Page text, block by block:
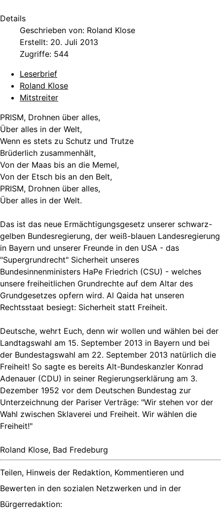
Details
Geschrieben von: Roland Klose
Erstellt: 20. Juli 2013
Zugriffe: 544
Leserbrief
Roland Klose
Mitstreiter
PRISM, Drohnen über alles,
Über alles in der Welt,
Wenn es stets zu Schutz und Trutze
Brüderlich zusammenhält,
Von der Maas bis an die Memel,
Von der Etsch bis an den Belt,
PRISM, Drohnen über alles,
Über alles in der Welt.
Das ist das neue Ermächtigungsgesetz unserer schwarz-
gelben Bundesregierung, der weiß-blauen Landesregierung
in Bayern und unserer Freunde in den USA - das
"Supergrundrecht" Sicherheit unseres
Bundesinnenministers HaPe Friedrich (CSU) - welches
unsere freiheitlichen Grundrechte auf dem Altar des
Grundgesetzes opfern wird. Al Qaida hat unseren
Rechtsstaat besiegt: Sicherheit statt Freiheit.
Deutsche, wehrt Euch, denn wir wollen und wählen bei der
Landtagswahl am 15. September 2013 in Bayern und bei
der Bundestagswahl am 22. September 2013 natürlich die
Freiheit! So sagte es bereits Alt-Bundeskanzler Konrad
Adenauer (CDU) in seiner Regierungserklärung am 3.
Dezember 1952 vor dem Deutschen Bundestag zur
Unterzeichnung der Pariser Verträge: "Wir stehen vor der
Wahl zwischen Sklaverei und Freiheit. Wir wählen die
Freiheit!"
Roland Klose, Bad Fredeburg
Teilen, Hinweis der Redaktion, Kommentieren und
Bewerten in den sozialen Netzwerken und in der
Bürgerredaktion: